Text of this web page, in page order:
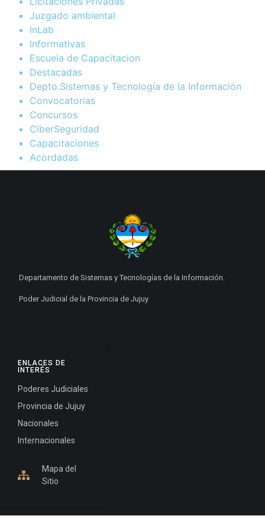
Juzgado ambiental
InLab
Informativas
Escuela de Capacitacion
Destacadas
Depto.Sistemas y Tecnología de la Información
Convocatorias
Concursos
CiberSeguridad
Capacitaciones
Acordadas
ENLACES DE
INTERÉS
Poderes Judiciales
Provincia de Jujuy
Nacionales
Internacionales
Mapa del
Sitio
Departamento de Sistemas y Tecnologías de la Información.
Poder Judicial de la Provincia de Jujuy